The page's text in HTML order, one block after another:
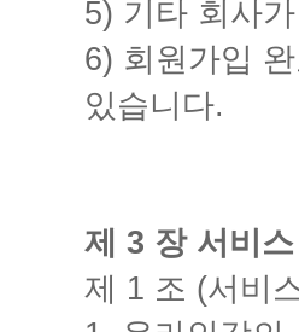
5) 기타 회사
6) 회원가입
있습니다.
제 3 장 서비
제
1 조 (서비